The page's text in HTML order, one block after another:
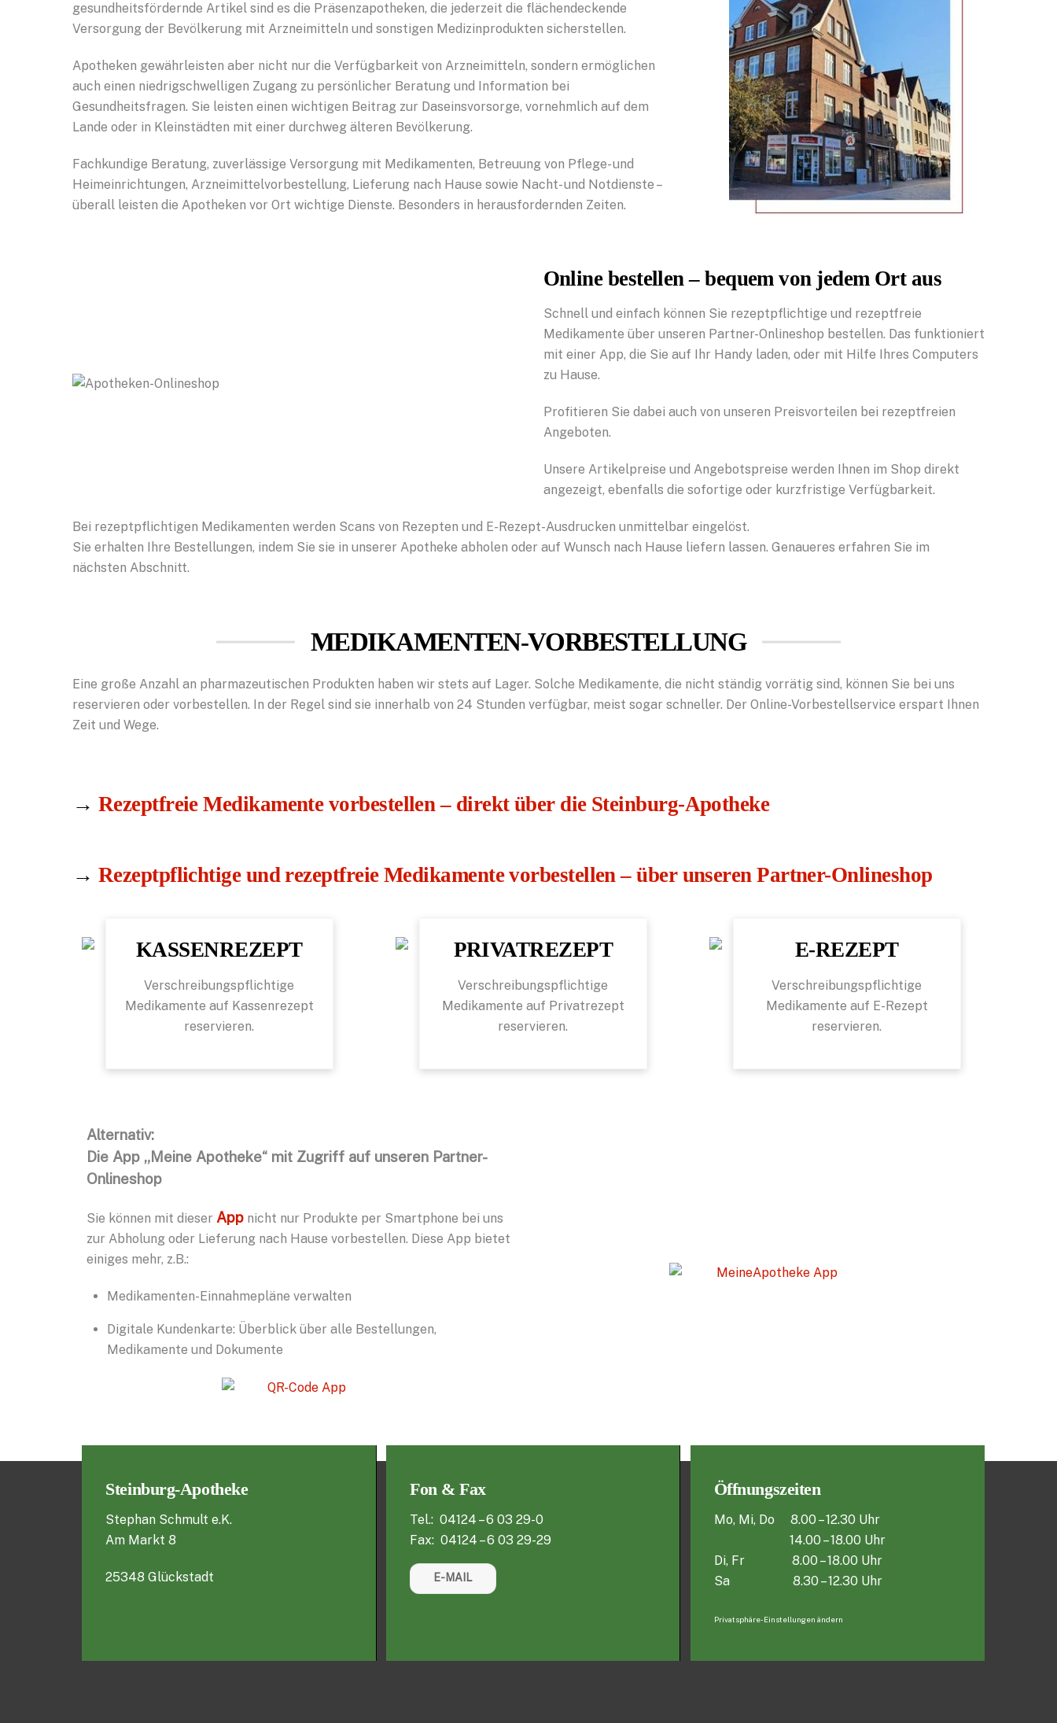
gesundheitsfördernde Artikel sind es die Präsenzapotheken, die jederzeit die flächendeckende
Versorgung der Bevölkerung mit Arzneimitteln und sonstigen Medizinprodukten sicherstellen.
Apotheken gewährleisten aber nicht nur die Verfügbarkeit von Arzneimitteln, sondern ermöglichen
auch einen niedrigschwelligen Zugang zu persönlicher Beratung und Information bei
Gesundheitsfragen. Sie leisten einen wichtigen Beitrag zur Daseinsvorsorge, vornehmlich auf dem
Lande oder in Kleinstädten mit einer durchweg älteren Bevölkerung.
Fachkundige Beratung, zuverlässige Versorgung mit Medikamenten, Betreuung von Pflege- und
Heimeinrichtungen, Arzneimittelvorbestellung, Lieferung nach Hause sowie Nacht- und Notdienste –
überall leisten die Apotheken vor Ort wichtige Dienste. Besonders in herausfordernden Zeiten.
Online bestellen – bequem von jedem Ort aus
Schnell und einfach können Sie rezeptpflichtige und rezeptfreie
Medikamente über unseren Partner-Onlineshop bestellen. Das funktioniert
mit einer App, die Sie auf Ihr Handy laden, oder mit Hilfe Ihres Computers
zu Hause.
Profitieren Sie dabei auch von unseren Preisvorteilen bei rezeptfreien
Angeboten.
Unsere Artikelpreise und Angebotspreise werden Ihnen im Shop direkt
angezeigt, ebenfalls die sofortige oder kurzfristige Verfügbarkeit.
Bei rezeptpflichtigen Medikamenten werden Scans von Rezepten und E-Rezept-Ausdrucken unmittelbar eingelöst.
Sie erhalten Ihre Bestellungen, indem Sie sie in unserer Apotheke abholen oder auf Wunsch nach Hause liefern lassen. Genaueres erfahren Sie im
nächsten Abschnitt.
MEDIKAMENTEN-VORBESTELLUNG
Eine große Anzahl an pharmazeutischen Produkten haben wir stets auf Lager. Solche Medikamente, die nicht ständig vorrätig sind, können Sie bei uns
reservieren oder vorbestellen. In der Regel sind sie innerhalb von 24 Stunden verfügbar, meist sogar schneller. Der Online-Vorbestellservice erspart Ihnen
Zeit und Wege.
→ Rezeptfreie Medikamente vorbestellen – direkt über die Steinburg-Apotheke
→ Rezeptpflichtige und rezeptfreie Medikamente vorbestellen – über unseren Partner-Onlineshop
KASSENREZEPT
Verschreibungspflichtige
Medikamente auf Kassenrezept
reservieren.
PRIVATREZEPT
Verschreibungspflichtige
Medikamente auf Privatrezept
reservieren.
E-REZEPT
Verschreibungspflichtige
Medikamente auf E-Rezept
reservieren.
Alternativ:
Die App „Meine Apotheke“ mit Zugriff auf unseren Partner-
Onlineshop
Sie können mit dieser Appnicht nur Produkte per Smartphone bei uns
zur Abholung oder Lieferung nach Hause vorbestellen. Diese App bietet
einiges mehr, z.B.:
Medikamenten-Einnahmepläne verwalten
Digitale Kundenkarte: Überblick über alle Bestellungen,
Medikamente und Dokumente
Steinburg-Apotheke
Stephan Schmult e.K.
Am Markt 8
25348 Glückstadt
Fon & Fax
Tel.: 04124 – 6 03 29-0
Fax: 04124 – 6 03 29-29
E-MAIL
Öffnungszeiten
Mo, Mi, Do 8.00 – 12.30 Uhr
14.00 – 18.00 Uhr
Di, Fr 8.00 – 18.00 Uhr
Sa 8.30 – 12.30 Uhr
Privatsphäre-Einstellungen ändern